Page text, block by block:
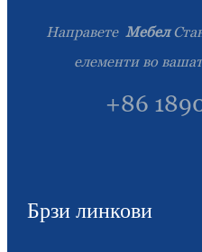
Направете Мебел
елементи во
+86
Брзи линкови